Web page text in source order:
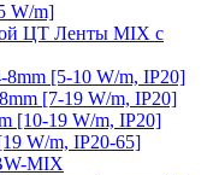
W/m]
Ленты MIX с
[5-10 W/m, IP20]
[7-19 W/m, IP20]
[10-19 W/m, IP20]
W/m, IP20-65]
MIX